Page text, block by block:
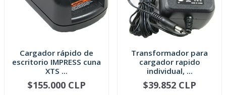
Cargador rápido de
escritorio IMPRESS cuna
XTS ...
+
$155.000 CLP
Transformador para
cargador rapido
individual, ...
+
$39.852 CLP